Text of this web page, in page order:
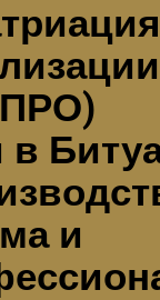
в
и